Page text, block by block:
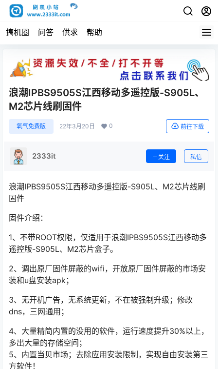
搞机圈 问答 供求 帮助
浪潮IPBS9505S江西移动多遥控版-S905L、
M2芯片线刷固件
氧气免费版 22年3月20日 0 前往下载
2333it 关注 私信
浪潮IPBS9505S江西移动多遥控版-S905L、M2芯片线刷
固件
固件介绍：
1、不带ROOT权限，仅适用于浪潮IPBS9505S江西移动多
遥控版-S905L、M2芯片盒子。
2、调出原厂固件屏蔽的wifi，开放原厂固件屏蔽的市场安
装和u盘安装apk；
3、无开机广告，无系统更新，不在被强制升级；修改
dns，三网通用；
4、大量精简内置的没用的软件，运行速度提升30%以上，
多出大量的存储空间；
5、内置当贝市场；去除应用安装限制，实现自由安装第三
方软件！